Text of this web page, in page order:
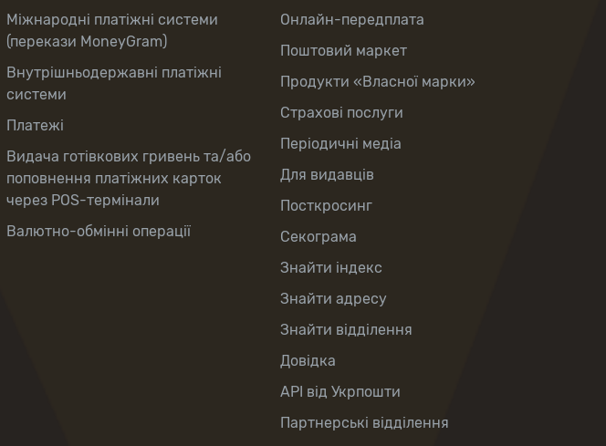
Міжнародні платіжні системи
(перекази MoneyGram)
Внутрішньодержавні платіжні
системи
Платежі
Видача готівкових гривень та/або
поповнення платіжних карток
через POS-термінали
Валютно-обмінні операції
Онлайн-передплата
Поштовий маркет
Продукти «Власної марки»
Страхові послуги
Періодичні медіа
Для видавців
Посткросинг
Секограма
Знайти індекс
Знайти адресу
Знайти відділення
Довідка
API від Укрпошти
Партнерські відділення